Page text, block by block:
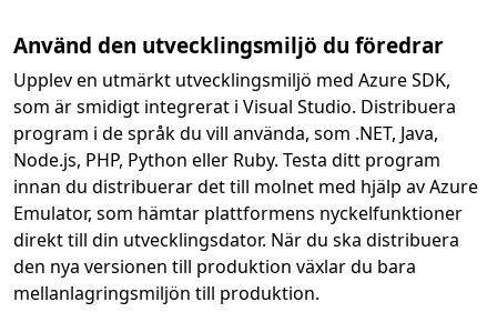
Använd den utvecklingsmiljö du föredrar
Upplev en utmärkt utvecklingsmiljö med Azure SDK,
som är smidigt integrerat i Visual Studio. Distribuera
program i de språk du vill använda, som .NET, Java,
Node.js, PHP, Python eller Ruby. Testa ditt program
innan du distribuerar det till molnet med hjälp av Azure
Emulator, som hämtar plattformens nyckelfunktioner
direkt till din utvecklingsdator. När du ska distribuera
den nya versionen till produktion växlar du bara
mellanlagringsmiljön till produktion.